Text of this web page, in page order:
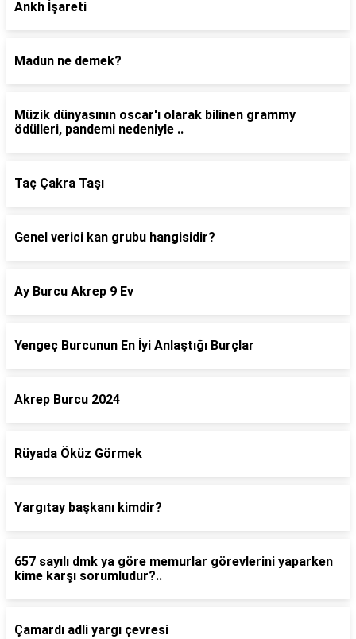
Ankh İşareti
Madun ne demek?
Müzik dünyasının oscar'ı olarak bilinen grammy
ödülleri, pandemi nedeniyle ..
Taç Çakra Taşı
Genel verici kan grubu hangisidir?
Ay Burcu Akrep 9 Ev
Yengeç Burcunun En İyi Anlaştığı Burçlar
Akrep Burcu 2024
Rüyada Öküz Görmek
Yargıtay başkanı kimdir?
657 sayılı dmk ya göre memurlar görevlerini yaparken
kime karşı sorumludur?..
Çamardı adli yargı çevresi